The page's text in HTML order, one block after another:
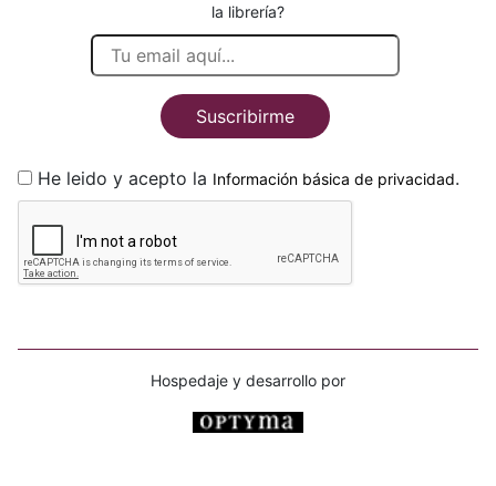
la librería?
Suscribirme
He leido y acepto la Información básica de privacidad.
Hospedaje y desarrollo por